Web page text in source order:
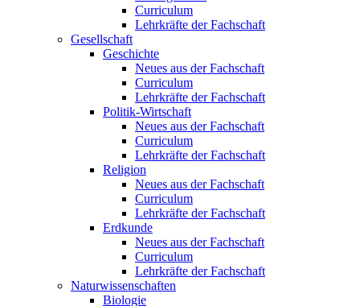
Curriculum
Lehrkräfte der Fachschaft
Gesellschaft
Geschichte
Neues aus der Fachschaft
Curriculum
Lehrkräfte der Fachschaft
Politik-Wirtschaft
Neues aus der Fachschaft
Curriculum
Lehrkräfte der Fachschaft
Religion
Neues aus der Fachschaft
Curriculum
Lehrkräfte der Fachschaft
Erdkunde
Neues aus der Fachschaft
Curriculum
Lehrkräfte der Fachschaft
Naturwissenschaften
Biologie